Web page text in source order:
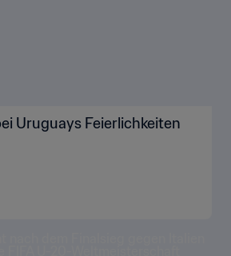
Uruguays Feierlichkeiten